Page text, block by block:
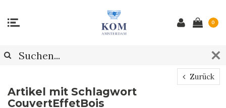
0
Zurück
Artikel mit Schlagwort
CouvertEffetBois